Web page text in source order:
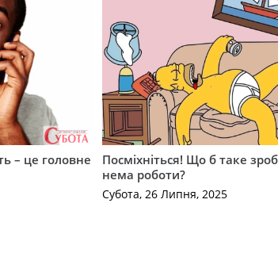
– це головне
Посміхніться! Що б таке
нема роботи?
Субота, 26 Липня, 2025